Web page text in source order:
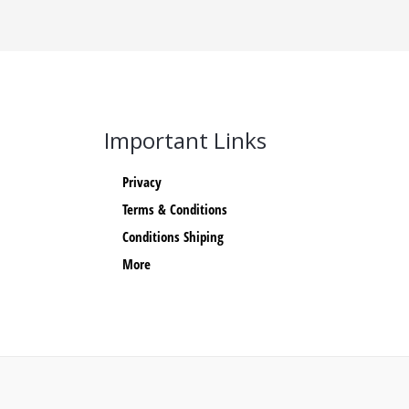
Important Links
Privacy
Terms & Conditions
Conditions Shiping
More